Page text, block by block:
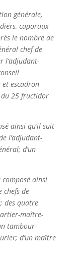
générale,
caporaux
le nombre de
chef de
l’adjudant-
escadron
du 25 fructidor
ainsi qu’il suit
l’adjudant-
d’un
composé ainsi
chefs de
des quatre
maître-
tambour-
d’un maître